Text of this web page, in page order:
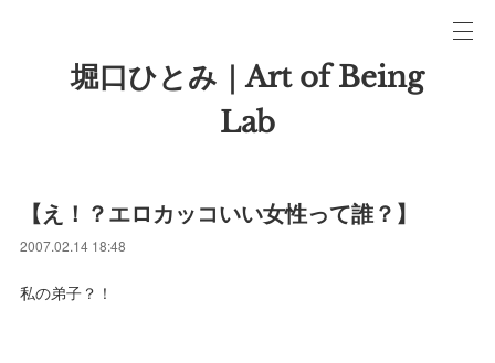
堀口ひとみ｜Art of Being
Lab
【え！？エロカッコいい女性って誰？】
2007.02.14 18:48
私の弟子？！